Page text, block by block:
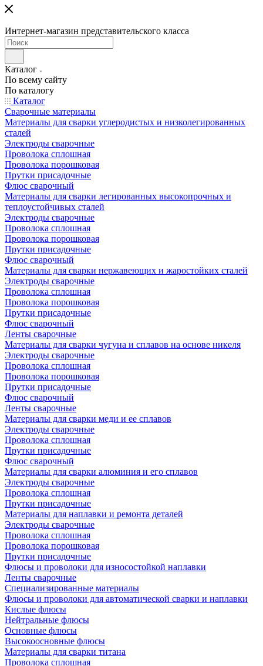
Интернет-магазин представительского класса
Каталог
По всему сайту
По каталогу
Каталог
Сварочные материалы
Материалы для сварки углеродистых и низколегированных
сталей
Электроды сварочные
Проволока сплошная
Проволока порошковая
Прутки присадочные
Флюс сварочный
Материалы для сварки легированных высокопрочных и
теплоустойчивых сталей
Электроды сварочные
Проволока сплошная
Проволока порошковая
Прутки присадочные
Флюс сварочный
Материалы для сварки нержавеющих и жаростойких сталей
Электроды сварочные
Проволока сплошная
Проволока порошковая
Прутки присадочные
Флюс сварочный
Ленты сварочные
Материалы для сварки чугуна и сплавов на основе никеля
Электроды сварочные
Проволока сплошная
Проволока порошковая
Прутки присадочные
Флюс сварочный
Ленты сварочные
Материалы для сварки меди и ее сплавов
Электроды сварочные
Проволока сплошная
Прутки присадочные
Флюс сварочный
Материалы для сварки алюминия и его сплавов
Электроды сварочные
Проволока сплошная
Прутки присадочные
Материалы для наплавки и ремонта деталей
Электроды сварочные
Проволока сплошная
Проволока порошковая
Прутки присадочные
Флюсы и проволоки для износостойкой наплавки
Ленты сварочные
Специализированные материалы
Флюсы и проволоки для автоматической сварки и наплавки
Кислые флюсы
Нейтральные флюсы
Основные флюсы
Высокоосновные флюсы
Материалы для сварки титана
Проволока сплошная